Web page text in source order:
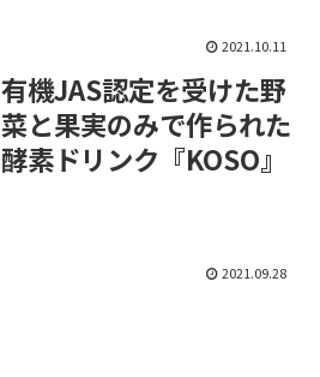
2021.10.11
有機JAS認定を受けた野
菜と果実のみで作られた
酵素ドリンク『KOSO』
2021.09.28